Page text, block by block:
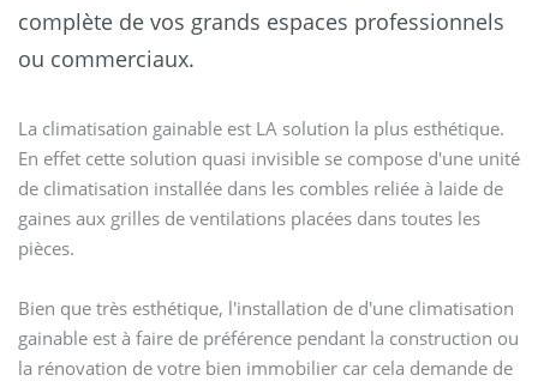
complète de vos grands espaces professionnels
ou commerciaux.
La climatisation gainable est LA solution la plus esthétique.
En effet cette solution quasi invisible se compose d'une unité
de climatisation installée dans les combles reliée à laide de
gaines aux grilles de ventilations placées dans toutes les
pièces.
Bien que très esthétique, l'installation de d'une climatisation
gainable est à faire de préférence pendant la construction ou
la rénovation de votre bien immobilier car cela demande de